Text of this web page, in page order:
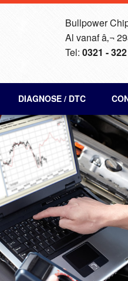
Bullpower
Al vanaf â‚¬
Tel: 0321 -
DIAGNOSE / DTC